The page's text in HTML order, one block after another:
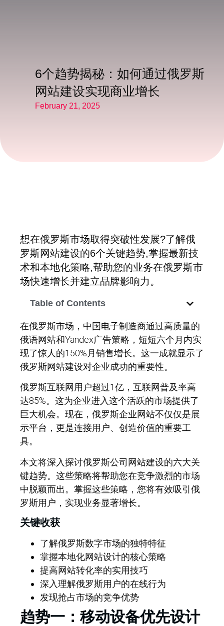
6个趋势揭秘：如何通过俄罗斯
网站建设实现商业增长
February 21, 2025
想在俄罗斯市场取得突破性发展?了解俄
罗斯网站建设的6个关键趋势,掌握最新技
术和本地化策略,帮助您的业务在俄罗斯市
场快速增长并建立品牌影响力。
Table of Contents
在俄罗斯市场，中国电子制造商通过高质量的
俄语网站和Yandex广告策略，短短六个月内实
现了惊人的150%月销售增长。这一成就显示了
俄罗斯网站建设对企业成功的重要性。
俄罗斯互联网用户超过1亿，互联网普及率高
达85%。这为企业进入这个活跃的市场提供了
巨大机会。现在，俄罗斯企业网站不仅仅是展
示平台，更是连接用户、创造价值的重要工
具。
本文将深入探讨俄罗斯公司网站建设的六大关
键趋势。这些策略将帮助您在竞争激烈的市场
中脱颖而出。掌握这些策略，您将有效吸引俄
罗斯用户，实现业务显著增长。
关键收获
了解俄罗斯数字市场的独特特征
掌握本地化网站设计的核心策略
提高网站转化率的实用技巧
深入理解俄罗斯用户的在线行为
发现抢占市场的竞争优势
趋势一：移动设备优先设计